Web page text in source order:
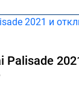
В общем
Palisade